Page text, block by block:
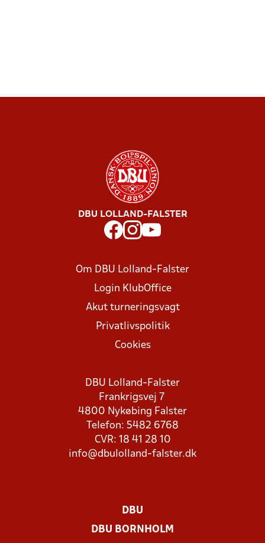
DBU LOLLAND-FALSTER
Om DBU Lolland-Falster
Login KlubOffice
Akut turneringsvagt
Privatlivspolitik
Cookies
DBU Lolland-Falster
Frankrigsvej 7
4800 Nykøbing Falster
Telefon: 5482 6768
CVR: 18 41 28 10
info@dbulolland-falster.dk
DBU
DBU BORNHOLM